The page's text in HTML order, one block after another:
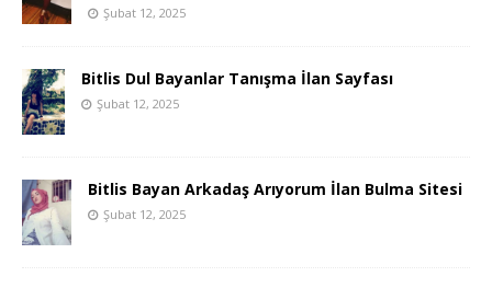
Şubat 12, 2025
Bitlis Dul Bayanlar Tanışma İlan Sayfası
Şubat 12, 2025
Bitlis Bayan Arkadaş Arıyorum İlan Bulma Sitesi
Şubat 12, 2025